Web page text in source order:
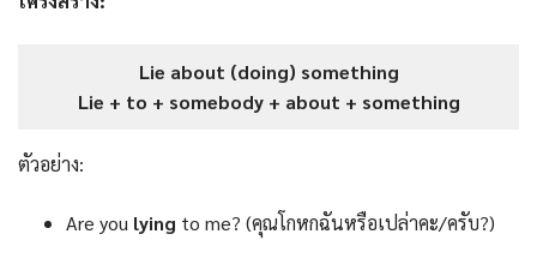
Lie about (doing) something
Lie + to + somebody + about + something
ตัวอย่าง:
Are you lying to me? (คุณโกหกฉันหรือเปล่าคะ/ครับ?)